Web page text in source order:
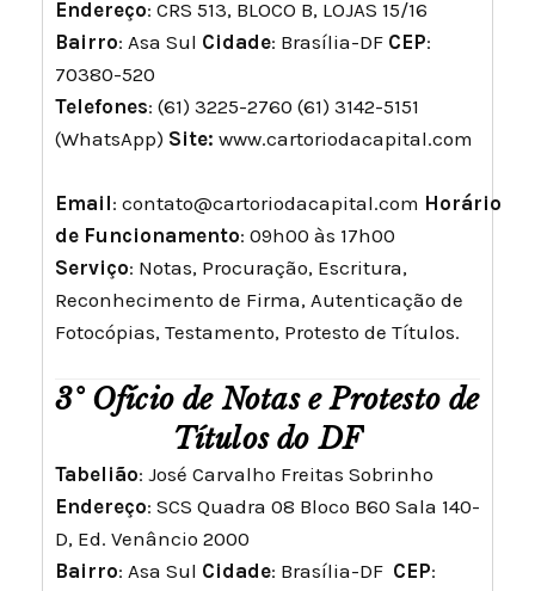
Endereço: CRS 513, BLOCO B, LOJAS 15/16
Bairro: Asa Sul Cidade: Brasília-DF CEP:
70380-520
Telefones: (61) 3225-2760 (61) 3142-5151
(WhatsApp) Site: www.cartoriodacapital.com
Email: contato@cartoriodacapital.com Horário
de Funcionamento: 09h00 às 17h00
Serviço: Notas, Procuração, Escritura,
Reconhecimento de Firma, Autenticação de
Fotocópias, Testamento, Protesto de Títulos.
3° Ofício de Notas e Protesto de
Títulos do DF
Tabelião: José Carvalho Freitas Sobrinho
Endereço: SCS Quadra 08 Bloco B60 Sala 140-
D, Ed. Venâncio 2000
Bairro: Asa Sul Cidade: Brasília-DF CEP: